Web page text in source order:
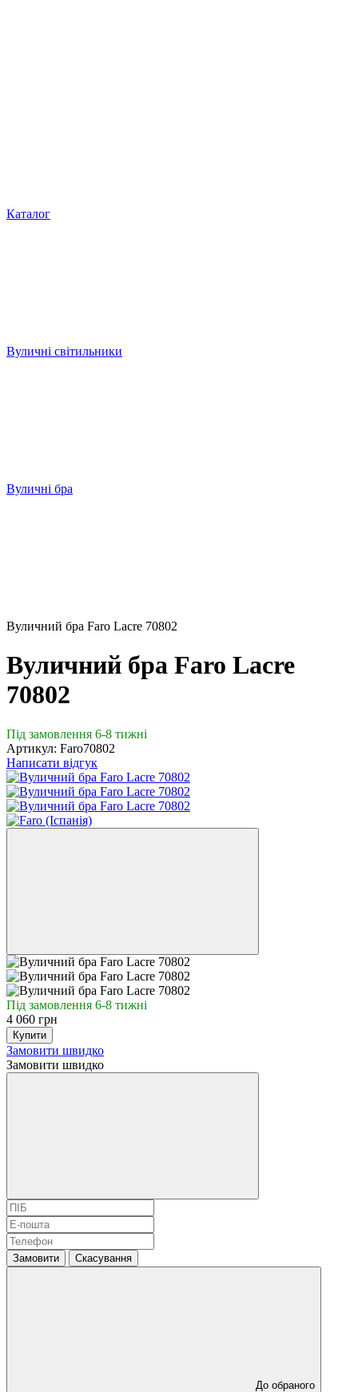
Каталог
Вуличні світильники
Вуличні бра
Вуличний бра Faro Lacre 70802
Вуличний бра Faro Lacre
70802
Під замовлення 6-8 тижні
Артикул: Faro70802
Написати відгук
Під замовлення 6-8 тижні
4 060 грн
Купити
Замовити швидко
Замовити швидко
Замовити Скасування
До обраного